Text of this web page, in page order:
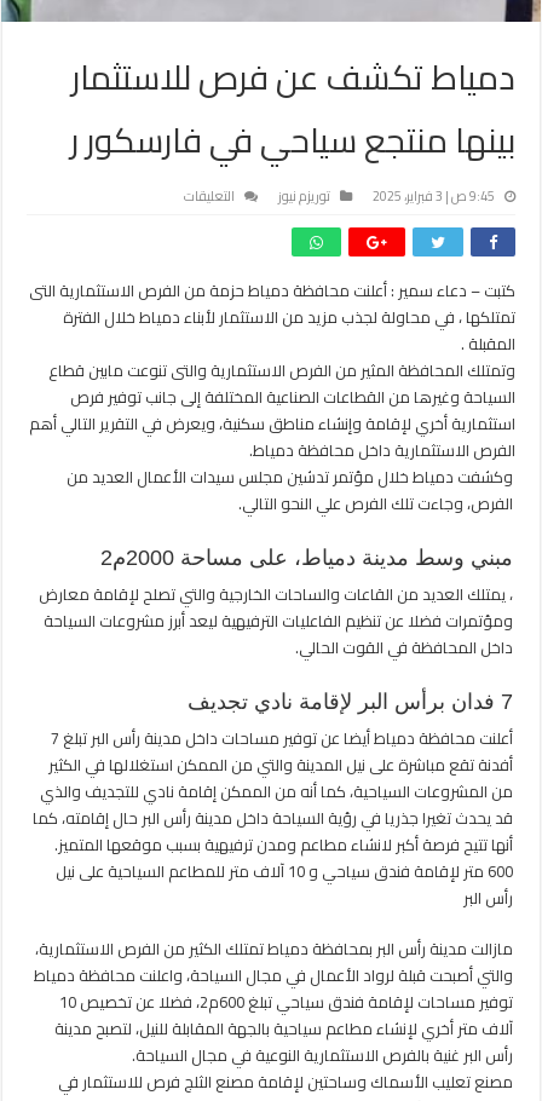
دمياط تكشف عن فرص للاستثمار
بينها منتجع سياحي في فارسكور ر
9:45 ص | 3 فبراير، 2025 توريزم نيوز التعليقات
فرص
للاستثمار
منتجع
سياحي
في
فارسكور
مغلقة
كتبت – دعاء سمير : أعلنت محافظة دمياط حزمة من الفرص الاستثمارية التى
تمتلكها ، في محاولة لجذب مزيد من الاستثمار لأبناء دمياط خلال الفترة
المقبلة .
وتمتلك المحافظة المثير من الفرص الاستثمارية والتى تنوعت مابين قطاع
السياحة وغيرها من القطاعات الصناعية المختلفة إلى جانب توفير فرص
استثمارية أخري لإقامة وإنشاء مناطق سكنية، ويعرض في التقرير التالي أهم
الفرص الاستثمارية داخل محافظة دمياط.
وكشفت دمياط خلال مؤتمر تدشين مجلس سيدات الأعمال العديد من
الفرص، وجاءت تلك الفرص علي النحو التالي.
مبني وسط مدينة دمياط، على مساحة 2000م2
، يمتلك العديد من القاعات والساحات الخارجية والتي تصلح لإقامة معارض
ومؤتمرات فضلا عن تنظيم الفاعليات الترفيهية ليعد أبرز مشروعات السياحة
داخل المحافظة في القوت الحالي.
7 فدان برأس البر لإقامة نادي تجديف
أعلنت محافظة دمياط أيضا عن توفير مساحات داخل مدينة رأس البر تبلغ 7
أفدنة تقع مباشرة على نيل المدينة والتي من الممكن استغلالها في الكثير
من المشروعات السياحية، كما أنه من الممكن إقامة نادي للتجديف والذي
قد يحدث تغيرا جذريا في رؤية السياحة داخل مدينة رأس البر حال إقامته، كما
أنها تتيح فرصة أكبر لانشاء مطاعم ومدن ترفيهية بسبب موقعها المتميز.
600 متر لإقامة فندق سياحي و 10 آلاف متر للمطاعم السياحية على نيل
رأس البر
مازالت مدينة رأس البر بمحافظة دمياط تمتلك الكثير من الفرص الاستثمارية،
والتي أصبحت قبلة لرواد الأعمال في مجال السياحة، واعلنت محافظة دمياط
توفير مساحات لإقامة فندق سياحي تبلغ 600م2، فضلا عن تخصيص 10
آلاف متر أخري لإنشاء مطاعم سياحية بالجهة المقابلة للنيل، لتصبح مدينة
رأس البر غنية بالفرص الاستثمارية النوعية في مجال السياحة.
مصنع تعليب الأسماك وساحتين لإقامة مصنع الثلج فرص للاستثمار في